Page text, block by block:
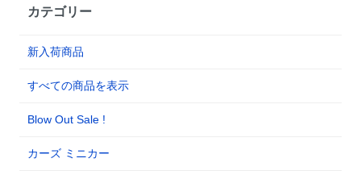
カテゴリー
新入荷商品
すべての商品を表示
Blow Out Sale !
カーズ ミニカー